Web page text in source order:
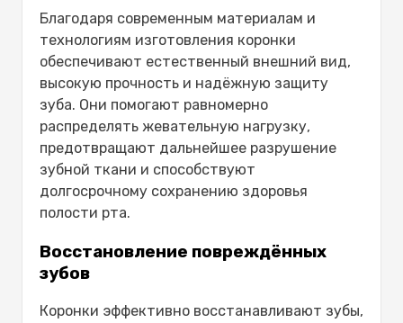
Благодаря современным материалам и
технологиям изготовления коронки
обеспечивают естественный внешний вид,
высокую прочность и надёжную защиту
зуба. Они помогают равномерно
распределять жевательную нагрузку,
предотвращают дальнейшее разрушение
зубной ткани и способствуют
долгосрочному сохранению здоровья
полости рта.
Восстановление повреждённых
зубов
Коронки эффективно восстанавливают зубы,